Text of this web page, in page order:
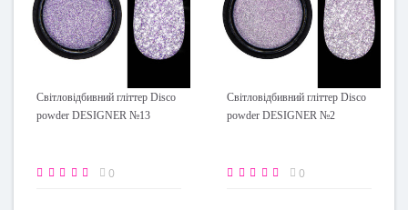
Світловідбивний гліттер Disco
powder DESIGNER №13
0
Світловідбивний гліттер Disco
powder DESIGNER №2
0